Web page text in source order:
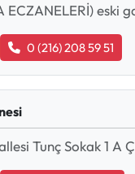
ECZANELERİ) eski
0 (216) 208 59 51
Tunç Sokak 1 A